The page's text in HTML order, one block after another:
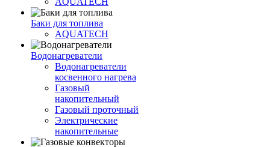
Баки для топлива
AQUATECH
Водонагреватели
Водонагреватели
косвенного нагрева
Газовый
накопительный
Газовый проточный
Электрические
накопительные